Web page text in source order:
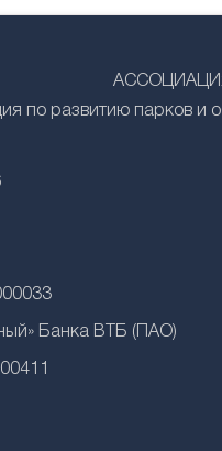
по развитию парков и
Банка ВТБ (ПАО)